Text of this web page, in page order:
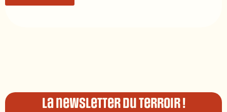
La newsletter du terroir !